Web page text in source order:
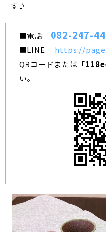
す♪
■電話 082-247-
■LINE
https://
QRコードまたは「
い。